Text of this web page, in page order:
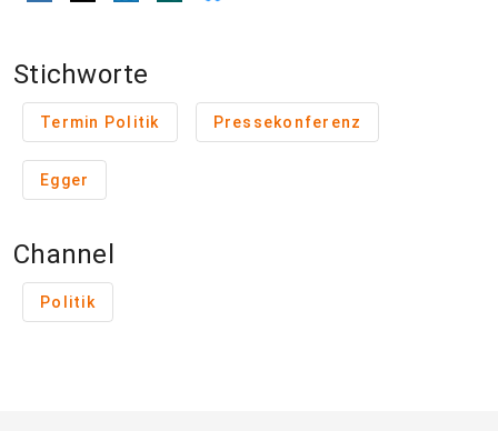
Stichworte
Termin Politik Pressekonferenz
Egger
Channel
Politik